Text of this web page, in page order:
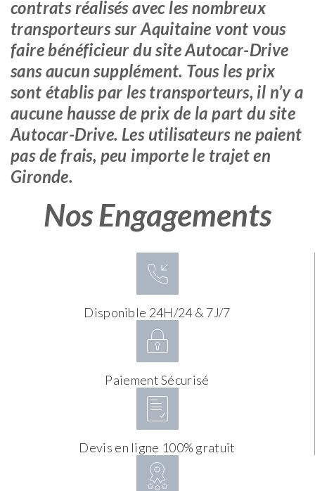
contrats réalisés avec les nombreux
transporteurs sur Aquitaine vont vous
faire bénéficieur du site Autocar-Drive
sans aucun supplément. Tous les prix
sont établis par les transporteurs, il n’y a
aucune hausse de prix de la part du site
Autocar-Drive. Les utilisateurs ne paient
pas de frais, peu importe le trajet en
Gironde.
Nos Engagements
Disponible 24H/24 & 7J/7
Paiement Sécurisé
Devis en ligne 100% gratuit